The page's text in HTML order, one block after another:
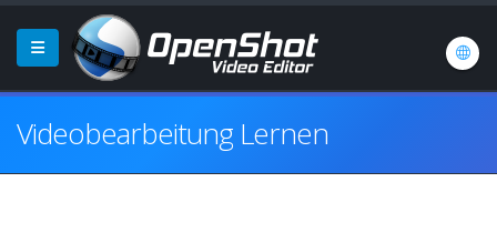
Videobearbeitung Lernen